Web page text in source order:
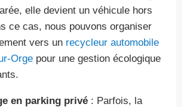
elle devient un véhicule hors
ce cas, nous pouvons organiser
vers un recycleur automobile
Orge pour une gestion écologique
en parking privé : Parfois, la